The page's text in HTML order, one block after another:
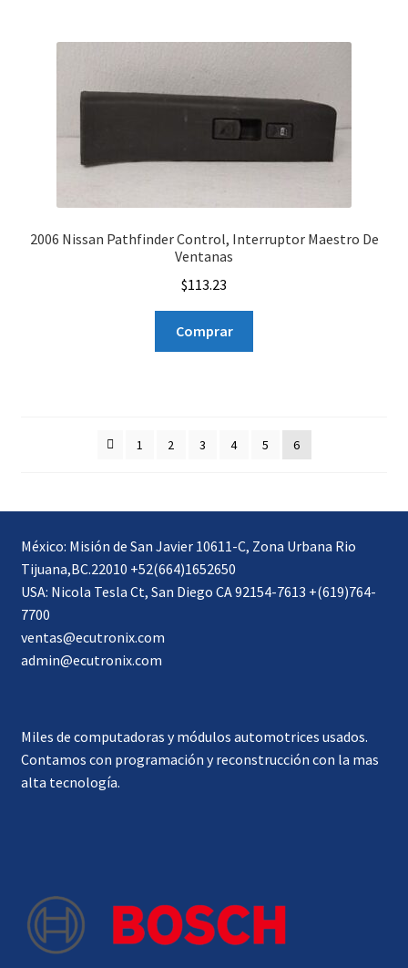
2006 Nissan Pathfinder Control, Interruptor Maestro De
Ventanas
$113.23
Comprar
1 2 3 4 5 6
México: Misión de San Javier 10611-C, Zona Urbana Rio
Tijuana,BC.22010 +52(664)1652650
USA: Nicola Tesla Ct, San Diego CA 92154-7613 +(619)764-
7700
ventas@ecutronix.com
admin@ecutronix.com
Miles de computadoras y módulos automotrices usados.
Contamos con programación y reconstrucción con la mas
alta tecnología.